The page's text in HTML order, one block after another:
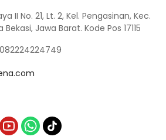
II No. 21, Lt. 2, Kel. Pengasinan, Kec.
Jawa Barat. Kode Pos 17115